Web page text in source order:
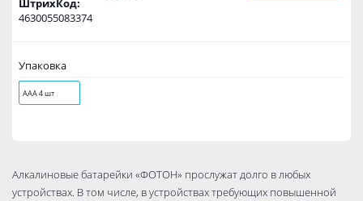
ШтрихКод:
4630055083374
Упаковка
ААА 4 шт
Алкалиновые батарейки «ФОТОН» прослужат долго в любых
устройствах. В том числе, в устройствах требующих повышенной